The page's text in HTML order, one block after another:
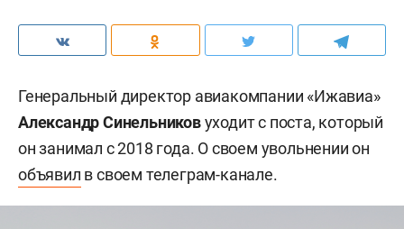
Генеральный директор авиакомпании «Ижавиа»
Александр Синельниковуходит с поста, который
он занимал с 2018 года. О своем увольнении он
объявил в своем телеграм-канале.